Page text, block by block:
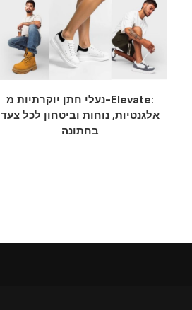
נעלי חתן יוקרתיות מ-Elevate:
אלגנטיות, נוחות וביטחון לכל צעד
בחתונה